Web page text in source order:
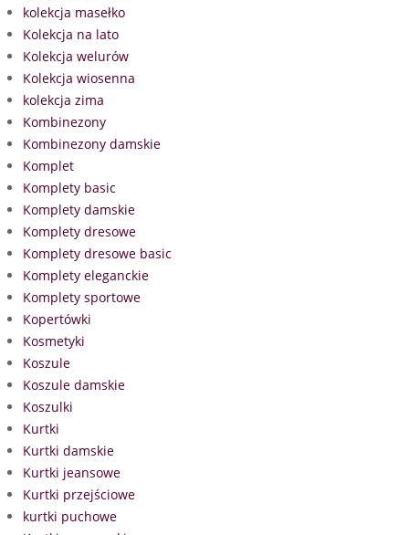
kolekcja masełko
Kolekcja na lato
Kolekcja welurów
Kolekcja wiosenna
kolekcja zima
Kombinezony
Kombinezony damskie
Komplet
Komplety basic
Komplety damskie
Komplety dresowe
Komplety dresowe basic
Komplety eleganckie
Komplety sportowe
Kopertówki
Kosmetyki
Koszule
Koszule damskie
Koszulki
Kurtki
Kurtki damskie
Kurtki jeansowe
Kurtki przejściowe
kurtki puchowe